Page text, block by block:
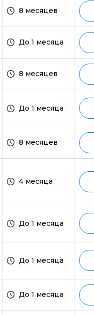
8 месяцев
До 1 месяца
8 месяцев
До 1 месяца
8 месяцев
4 месяца
До 1 месяца
До 1 месяца
До 1 месяца